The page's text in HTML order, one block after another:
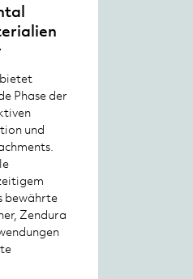
Phase der
und
bewährte
Zendura